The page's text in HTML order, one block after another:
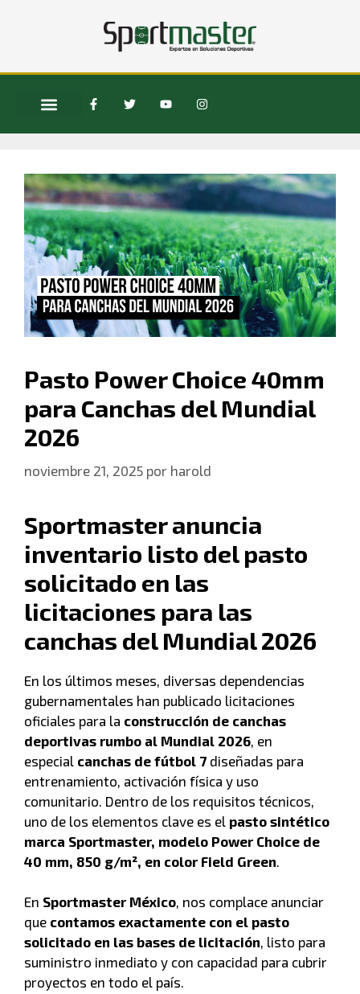
Pasto Power Choice 40mm
para Canchas del Mundial
2026
noviembre 21, 2025 por harold
Sportmaster anuncia
inventario listo del pasto
solicitado en las
licitaciones para las
canchas del Mundial 2026
En los últimos meses, diversas dependencias
gubernamentales han publicado licitaciones
oficiales para la construcción de canchas
deportivas rumbo al Mundial 2026 , en
especial canchas de fútbol 7 diseñadas para
entrenamiento, activación física y uso
comunitario. Dentro de los requisitos técnicos,
uno de los elementos clave es el pasto sintético
marca Sportmaster, modelo Power Choice de
40 mm, 850 g/m², en color Field Green
En Sportmaster México, nos complace anunciar
que contamos exactamente con el pasto
solicitado en las bases de licitación, listo para
suministro inmediato y con capacidad para cubrir
proyectos en todo el país.